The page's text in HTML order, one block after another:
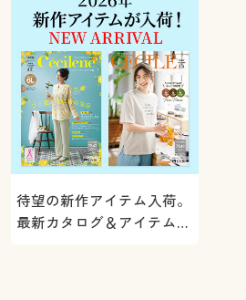
待望の新作アイテム入荷。
最新カタログ＆アイテムを